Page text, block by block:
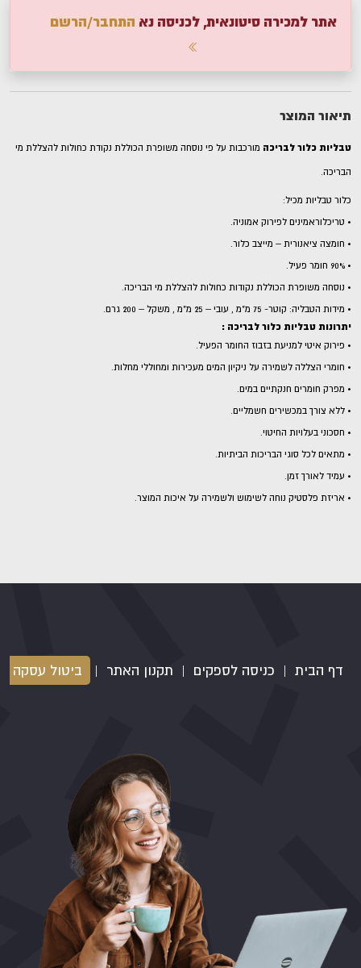
אתר למכירה סיטונאית, לכניסה נא התחבר/הרשם
תיאור המוצר
טבליות כלור לבריכה מורכבות על פי נוסחה משופרת הכוללת נקודת כחולות להצללת מי
הבריכה.
כלור טבליות מכיל:
• טריכלוראמינים לפירוק אמוניה.
• חומצה ציאנורית – מייצב כלור.
• 90% חומר פעיל.
• נוסחה משופרת הכוללת נקודות כחולות להצללת מי הבריכה.
• מידות הטבליה: קוטר- 75 מ"מ , עובי – 25 מ"מ , משקל – 200 גרם.
יתרונות טבליות כלור לבריכה :
• פירוק איטי למניעת בזבוז החומר הפעיל.
• חומרי הצללה לשמירה על ניקיון המים מעכירות ומחוללי מחלות.
• מפרק חומרים חנקתיים במים.
• ללא צורך במכשירים חשמליים.
• חסכוני בעלויות החיטוי.
• מתאים לכל סוגי הבריכות הביתיות.
• עמיד לאורך זמן.
• אריזת פלסטיק נוחה לשימוש ולשמירה על איכות המוצר.
דף הבית | כניסה לספקים | תקנון האתר | ביטול עסקה